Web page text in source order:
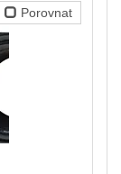
Porovnat